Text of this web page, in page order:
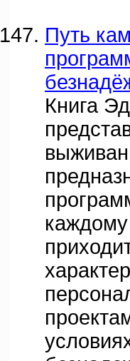
Путь
Книга